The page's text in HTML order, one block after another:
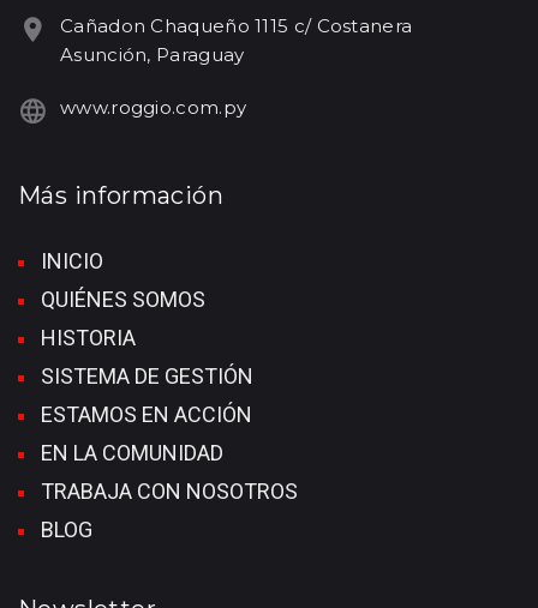
Cañadon Chaqueño 1115 c/ Costanera
Asunción, Paraguay
www.roggio.com.py
Más información
INICIO
QUIÉNES SOMOS
HISTORIA
SISTEMA DE GESTIÓN
ESTAMOS EN ACCIÓN
EN LA COMUNIDAD
TRABAJA CON NOSOTROS
BLOG